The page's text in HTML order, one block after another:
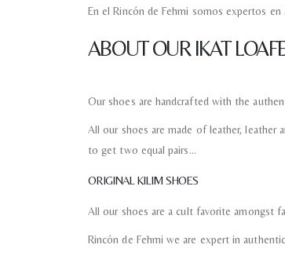
En el Rincón de Fehmi somos expertos
ABOUT OUR IKAT
Our shoes are handcrafted with the
All our shoes are made of leather,
to get two equal pairs…
ORIGINAL KILIM SHOES
All our shoes are a cult favorite amongst
Rincón de Fehmi we are expert in